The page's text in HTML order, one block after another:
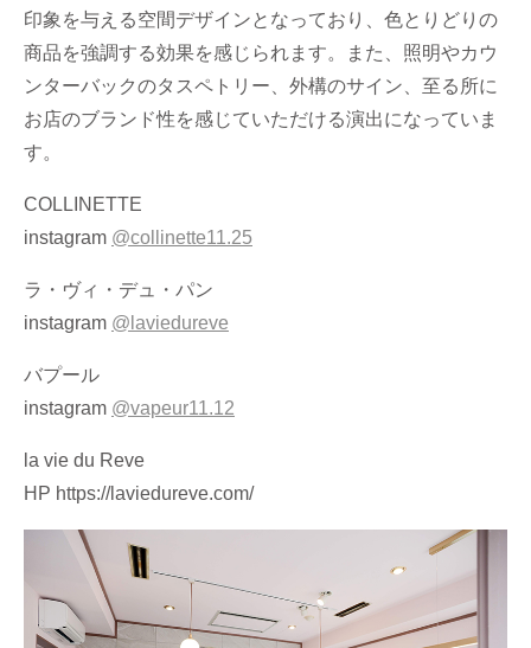
印象を与える空間デザインとなっており、色とりどりの
商品を強調する効果を感じられます。また、照明やカウ
ンターバックのタスペトリー、外構のサイン、至る所に
お店のブランド性を感じていただける演出になっていま
す。
COLLINETTE
instagram @collinette11.25
ラ・ヴィ・デュ・パン
instagram @laviedureve
バプール
instagram @vapeur11.12
la vie du Reve
HP https://laviedureve.com/